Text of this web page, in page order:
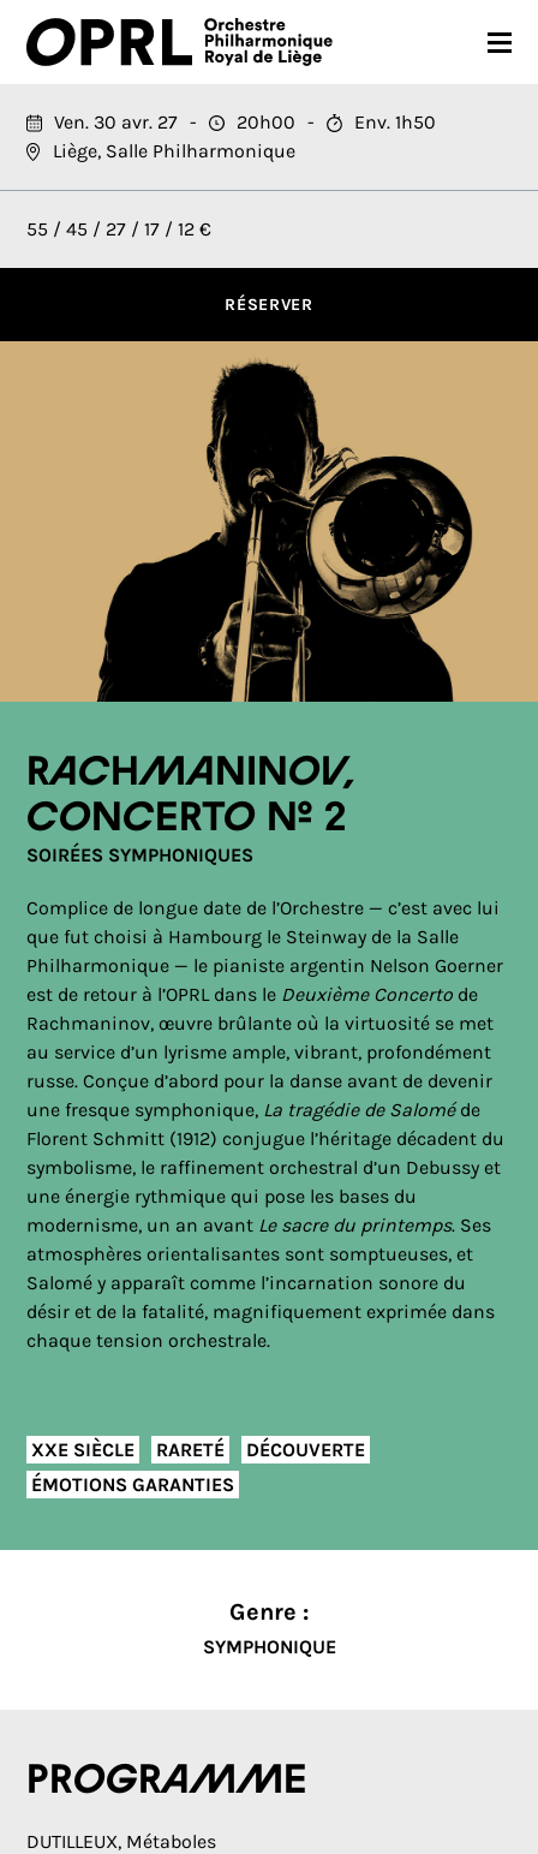
CONCERTS
SAISON 26-27
JEUNES PUBLICS
OPRL
NOUS SOUTENIR
FR EN
Ven. 30 avr. 27 20h00
Env. 1h50
Liège, Salle Philharmonique
55 / 45 / 27 / 17 / 12 €
RÉSERVER
Rachmaninov,
Concerto n° 2
SOIRÉES SYMPHONIQUES
Complice de longue date de l’Orchestre — c’est avec lui
que fut choisi à Hambourg le Steinway de la Salle
Philharmonique — le pianiste argentin Nelson Goerner
est de retour à l’OPRL dans le Deuxième Concerto de
Rachmaninov, œuvre brûlante où la virtuosité se met
au service d’un lyrisme ample, vibrant, profondément
russe. Conçue d’abord pour la danse avant de devenir
une fresque symphonique, La tragédie de Saloméde
Florent Schmitt (1912) conjugue l’héritage décadent du
symbolisme, le raffinement orchestral d’un Debussy et
une énergie rythmique qui pose les bases du
modernisme, un an avant Le sacre du printemps. Ses
atmosphères orientalisantes sont somptueuses, et
Salomé y apparaît comme l’incarnation sonore du
désir et de la fatalité, magnifiquement exprimée dans
chaque tension orchestrale.
XXE SIÈCLE RARETÉ
DÉCOUVERTE
ÉMOTIONS GARANTIES
Genre :
SYMPHONIQUE
Programme
DUTILLEUX, Métaboles